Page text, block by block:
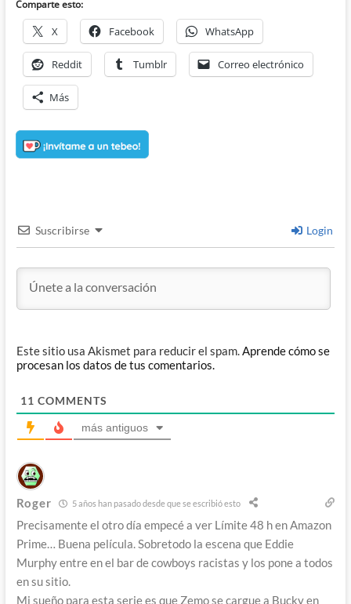
Comparte esto:
X Facebook WhatsApp
Reddit Tumblr Correo electrónico
Más
Suscribirse Login
Este sitio usa Akismet para reducir el spam.Aprende cómo se
procesan los datos de tus comentarios.
11 COMMENTS
más antiguos
Roger 5 años han pasado desde que se escribió esto
Precisamente el otro día empecé a ver Límite 48 h en Amazon
Prime… Buena película. Sobretodo la escena que Eddie
Murphy entre en el bar de cowboys racistas y los pone a todos
en su sitio.
Mi sueño para esta serie es que Zemo se cargue a Bucky en